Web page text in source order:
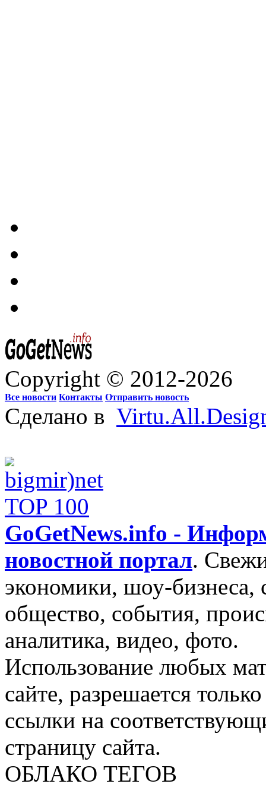
Copyright © 2012-2026
Все новости Контакты Отправить новость
Сделано в
GoGetNews.info -
новостной портал.
экономики, шоу-бизнеса,
общество, события,
аналитика, видео, фото.
Использование любых
сайте, разрешается
ссылки на
страницу сайта.
ОБЛАКО ТЕГОВ